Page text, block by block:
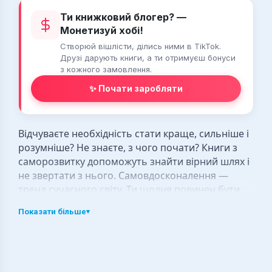
Ти книжковий блогер? —
Монетизуй хобі!
Створюй вішлісти, ділись ними в TikTok.
Друзі дарують книги, а ти отримуєш бонуси
з кожного замовлення.
✨ Почати заробляти
Відчуваєте необхідність стати краще, сильніше і
розумніше? Не знаєте, з чого почати? Книги з
саморозвитку допоможуть знайти вірний шлях і
не звертати з нього. Самовдосконалення —
тренд сучасного світу. Ти щодня повинен бути
продуктивнішим, сильнішим, сексуальнішим,
Показати більше▾